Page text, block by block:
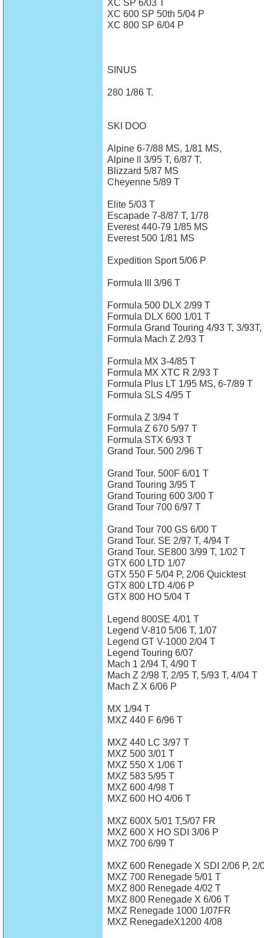
XC SP 6/03 T
XC 600 SP 50th 5/04 P
XC 800 SP 6/04 P
SINUS
280 1/86 T.
SKI DOO
Alpine 6-7/88 MS, 1/81 MS,
Alpine ll 3/95 T, 6/87 T.
Blizzard 5/87 MS
Cheyenne 5/89 T
Elite 5/03 T
Escapade 7-8/87 T, 1/78
Everest 440-79 1/85 MS
Everest 500 1/81 MS
Expedition Sport 5/06 P
Formula III 3/96 T
Formula 500 DLX 2/99 T
Formula DLX 600 1/01 T
Formula Grand Touring 4/93 T, 3/
Formula Mach Z 2/93 T
Formula MX 3-4/85 T
Formula MX XTC R 2/93 T
Formula Plus LT 1/95 MS, 6-7/89 T
Formula SLS 4/95 T
Formula Z 3/94 T
Formula Z 670 5/97 T
Formula STX 6/93 T
Grand Tour. 500 2/96 T
Grand Tour. 500F 6/01 T
Grand Touring 3/95 T
Grand Touring 600 3/00 T
Grand Tour 700 6/97 T
Grand Tour 700 GS 6/00 T
Grand Tour. SE 2/97 T, 4/94 T
Grand Tour. SE800 3/99 T, 1/02 T
GTX 600 LTD 1/07
GTX 550 F 5/04 P, 2/06 Quicktest
GTX 800 LTD 4/06 P
GTX 800 HO 5/04 T
Legend 800SE 4/01 T
Legend V-810 5/06 T, 1/07
Legend GT V-1000 2/04 T
Legend Touring 6/07
Mach 1 2/94 T, 4/90 T
Mach Z 2/98 T, 2/95 T, 5/93 T, 4/04 T
Mach Z X 6/06 P
MX 1/94 T
MXZ 440 F 6/96 T
MXZ 440 LC 3/97 T
MXZ 500 3/01 T
MXZ 550 X 1/06 T
MXZ 583 5/95 T
MXZ 600 4/98 T
MXZ 600 HO 4/06 T
MXZ 600X 5/01 T,5/07 FR
MXZ 600 X HO SDI 3/06 P
MXZ 700 6/99 T
MXZ 600 Renegade X SDI 2/06 P, 2/
MXZ 700 Renegade 5/01 T
MXZ 800 Renegade 4/02 T
MXZ 800 Renegade X 6/06 T
MXZ Renegade 1000 1/07FR
MXZ RenegadeX1200 4/08